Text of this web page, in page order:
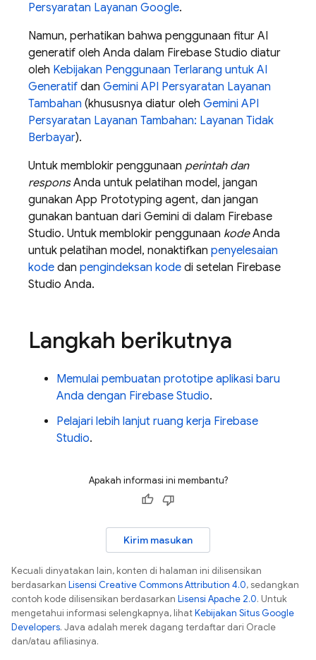
Persyaratan Layanan Google.
Namun, perhatikan bahwa penggunaan fitur AI
generatif oleh Anda dalam Firebase Studio diatur
oleh Kebijakan Penggunaan Terlarang untuk AI
Generatif dan Gemini API Persyaratan Layanan
Tambahan (khususnya diatur oleh Gemini API
Persyaratan Layanan Tambahan: Layanan Tidak
Berbayar).
Untuk memblokir penggunaan perintah dan
responsAnda untuk pelatihan model, jangan
gunakan App Prototyping agent, dan jangan
gunakan bantuan dari Gemini di dalam Firebase
Studio. Untuk memblokir penggunaan kodeAnda
untuk pelatihan model, nonaktifkan penyelesaian
kode dan pengindeksan kode di setelan Firebase
Studio Anda.
Langkah berikutnya
Memulai pembuatan prototipe aplikasi baru
Anda dengan Firebase Studio.
Pelajari lebih lanjut ruang kerja Firebase
Studio.
Apakah informasi ini membantu?
Kirim masukan
Kecuali dinyatakan lain, konten di halaman ini dilisensikan
berdasarkan Lisensi Creative Commons Attribution 4.0, sedangkan
contoh kode dilisensikan berdasarkan Lisensi Apache 2.0. Untuk
mengetahui informasi selengkapnya, lihatKebijakan Situs Google
Developers. Java adalah merek dagang terdaftar dari Oracle
dan/atau afiliasinya.